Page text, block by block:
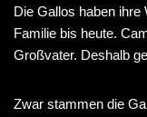
Die Gallos haben ihre
Familie bis heute.
Großvater. Deshalb
Zwar stammen die